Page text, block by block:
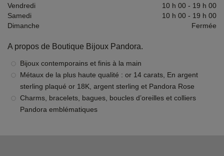
Vendredi
10 h 00 - 19 h 00
Samedi
10 h 00 - 19 h 00
Dimanche
Fermée
A propos de Boutique Bijoux Pandora.
Bijoux contemporains et finis à la main
Métaux de la plus haute qualité : or 14 carats, En argent
sterling plaqué or 18K, argent sterling et Pandora Rose
Charms, bracelets, bagues, boucles d’oreilles et colliers
Pandora emblématiques